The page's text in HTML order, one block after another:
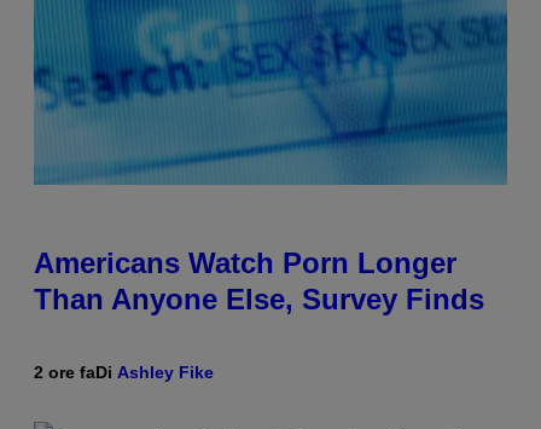
Americans Watch Porn Longer
Than Anyone Else, Survey Finds
2 ore faDi Ashley Fike